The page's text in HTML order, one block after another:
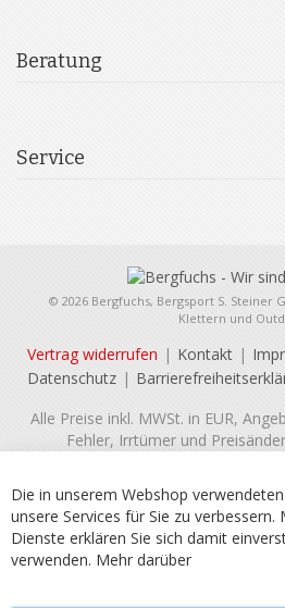
Beratung
Service
© 2026 Bergfuchs, Bergsport S. Steiner
Klettern und
Vertrag widerrufen Kontakt
Datenschutz
Alle Preise inkl. MWSt. in EUR,
Fehler, Irrtümer und
Die in unserem Webshop
unsere Services für Sie zu
Dienste erklären Sie sich damit
verwenden. Mehr darüber